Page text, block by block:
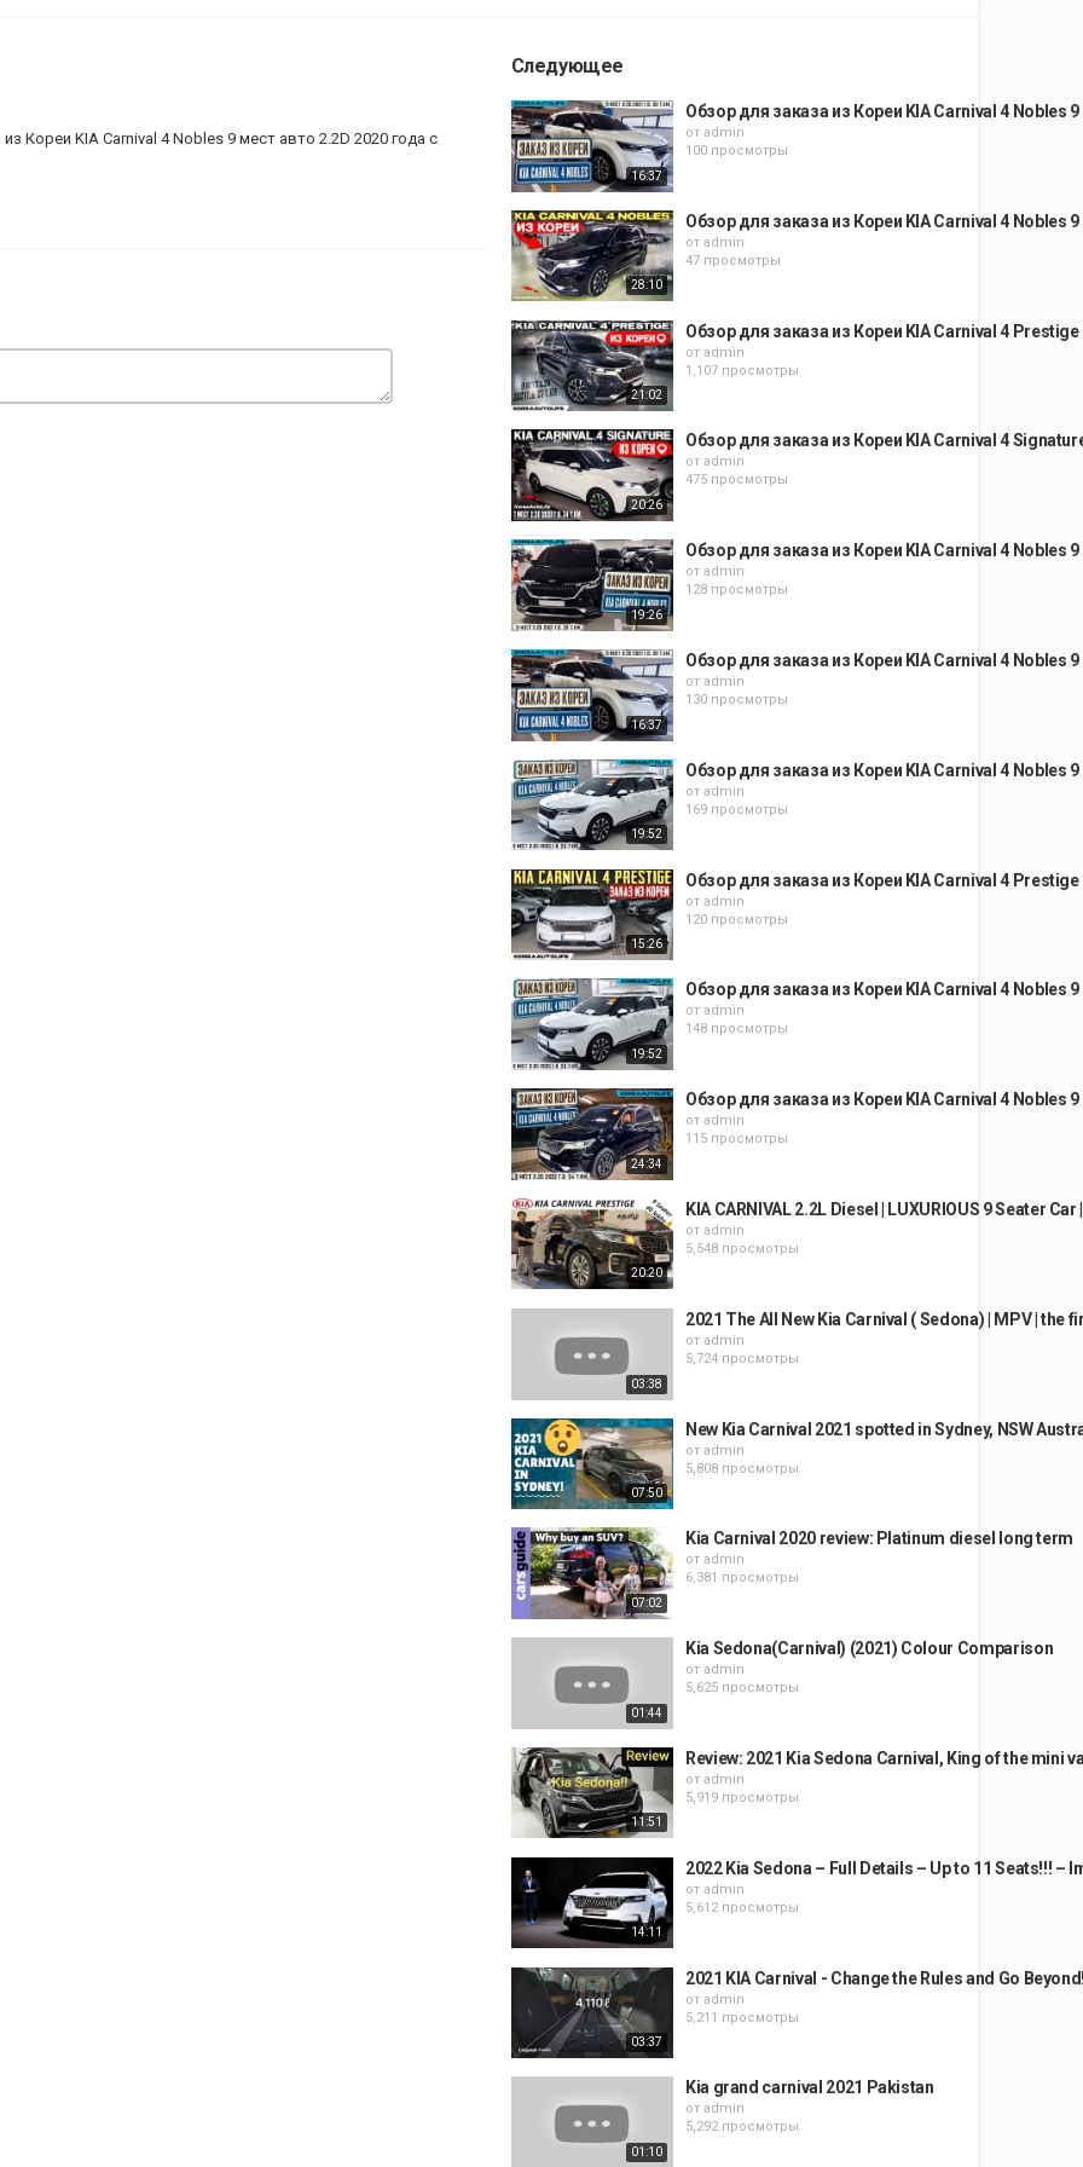
Кореи KIA Carnival 4 Nobles 9 мест авто 2.2D 2020 года с
@KoreaAutoLife
playlist?list=PLTLuXLIJjUaKo08tswhYTa8DuVFAfXUV0
Следующее
16:37
Обзор для заказа из Кореи KIA Carnival 4 Nobles
от admin
100 просмотры
28:10
Обзор для заказа из Кореи KIA Carnival 4 Nobles
от admin
47 просмотры
21:02
Обзор для заказа из Кореи KIA Carnival 4
от admin
1,107 просмотры
20:26
Обзор для заказа из Кореи KIA Carnival 4
от admin
475 просмотры
19:26
Обзор для заказа из Кореи KIA Carnival 4 Nobles
от admin
128 просмотры
16:37
Обзор для заказа из Кореи KIA Carnival 4 Nobles
от admin
130 просмотры
19:52
Обзор для заказа из Кореи KIA Carnival 4 Nobles
от admin
169 просмотры
15:26
Обзор для заказа из Кореи KIA Carnival 4
от admin
120 просмотры
19:52
Обзор для заказа из Кореи KIA Carnival 4 Nobles
от admin
148 просмотры
24:34
Обзор для заказа из Кореи KIA Carnival 4 Nobles
от admin
115 просмотры
20:20
KIA CARNIVAL 2.2L Diesel | LUXURIOUS 9 Seater
от admin
5,548 просмотры
03:38
2021 The All New Kia Carnival ( Sedona) | MPV | the
от admin
5,724 просмотры
07:50
New Kia Carnival 2021 spotted in Sydney, NSW
от admin
5,808 просмотры
07:02
Kia Carnival 2020 review: Platinum diesel long term
от admin
6,381 просмотры
01:44
Kia Sedona(Carnival) (2021) Colour Comparison
от admin
5,625 просмотры
11:51
Review: 2021 Kia Sedona Carnival, King of the mini
от admin
5,919 просмотры
14:11
2022 Kia Sedona – Full Details – Up to 11 Seats!!! –
от admin
5,612 просмотры
03:37
2021 KIA Carnival - Change the Rules and Go
от admin
5,211 просмотры
01:10
Kia grand carnival 2021 Pakistan
от admin
5,292 просмотры